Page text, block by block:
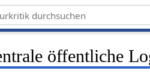
öffentliche